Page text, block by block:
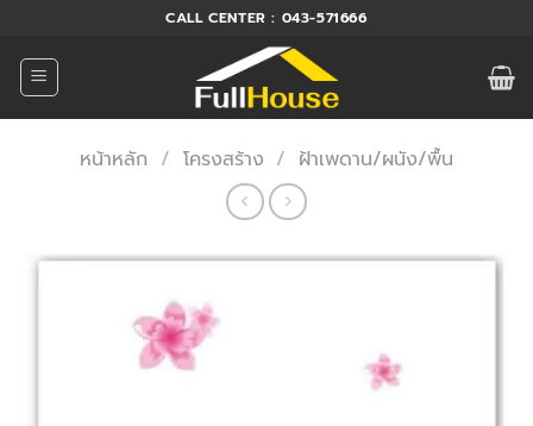
ยัง
เนื้อหา
CALL CENTER : 043-571666
หน้าหลัก / โครงสร้าง / ฝ้าเพดาน/ผนัง/พื้น